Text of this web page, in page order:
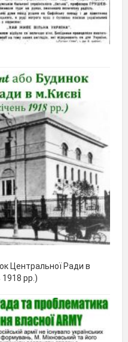
Центральної Ради в
1918 рр.)